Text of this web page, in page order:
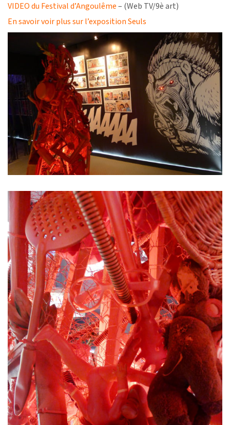
VIDEO du Festival d’Angoulême– (Web TV/9è art)
En savoir voir plus sur l’exposition Seuls